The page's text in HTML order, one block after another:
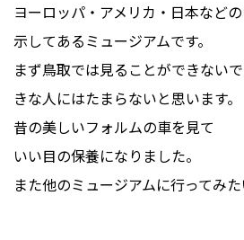
ヨーロッパ・アメリカ・日本など
示してあるミュージアムです。
まず鳥取では見ることができない
きな人にはたまらないと思います。
昔の美しいフォルムの車を見て
いい目の保養になりました。
また他のミュージアムに行ってみた